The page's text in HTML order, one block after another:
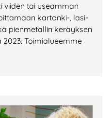
viiden tai useamman
kartonki-, lasi-
pienmetallin keräyksen
Toimialueemme